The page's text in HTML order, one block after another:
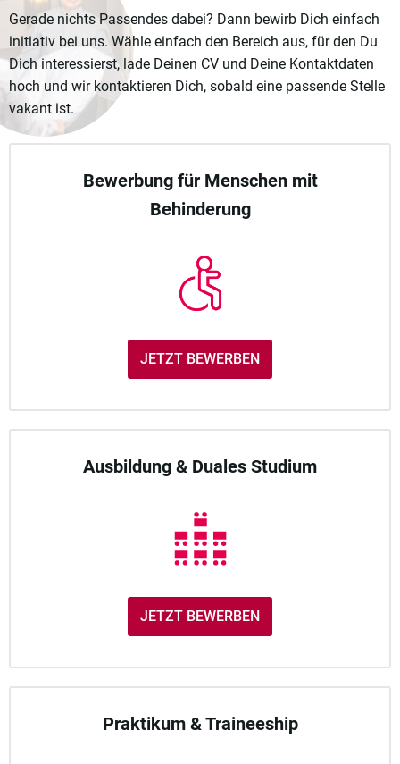
Gerade nichts Passendes dabei? Dann bewirb Dich einfach
initiativ bei uns. Wähle einfach den Bereich aus, für den Du
Dich interessierst, lade Deinen CV und Deine Kontaktdaten
hoch und wir kontaktieren Dich, sobald eine passende Stelle
vakant ist.
Bewerbung für Menschen mit
Behinderung
JETZT BEWERBEN
Ausbildung & Duales Studium
JETZT BEWERBEN
Praktikum & Traineeship